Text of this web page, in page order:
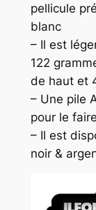
pellicule
blanc
– Il est
122
de haut et
– Une pile
pour le
– Il est
noir &